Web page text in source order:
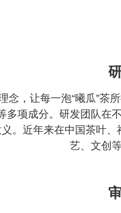
，让每一泡“曦瓜”
项成分。研发团队
。近年来在中国茶叶
艺、文创